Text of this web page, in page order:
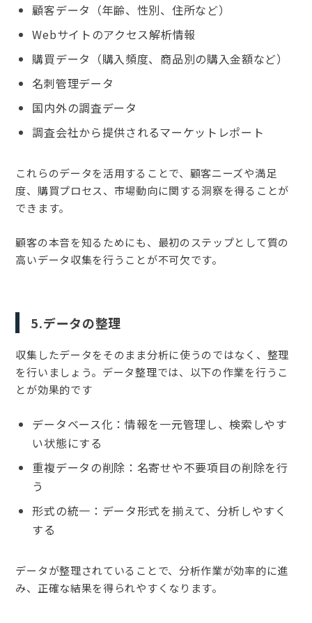
顧客データ（年齢、性別、住所など）
Webサイトのアクセス解析情報
購買データ（購入頻度、商品別の購入金額など）
名刺管理データ
国内外の調査データ
調査会社から提供されるマーケットレポート
これらのデータを活用することで、顧客ニーズや満足
度、購買プロセス、市場動向に関する洞察を得ることが
できます。
顧客の本音を知るためにも、最初のステップとして質の
高いデータ収集を行うことが不可欠です。
5.データの整理
収集したデータをそのまま分析に使うのではなく、整理
を行いましょう。データ整理では、以下の作業を行うこ
とが効果的です
データベース化：情報を一元管理し、検索しやす
い状態にする
重複データの削除：名寄せや不要項目の削除を行
う
形式の統一：データ形式を揃えて、分析しやすく
する
データが整理されていることで、分析作業が効率的に進
み、正確な結果を得られやすくなります。